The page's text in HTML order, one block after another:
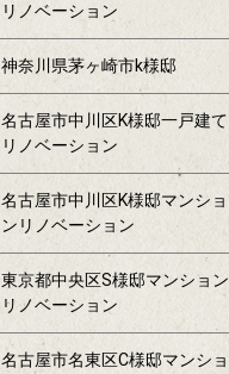
リノベーション
神奈川県茅ヶ崎市k様邸
名古屋市中川区K様邸一戸建て
リノベーション
名古屋市中川区K様邸マンショ
ンリノベーション
東京都中央区S様邸マンション
リノベーション
名古屋市名東区C様邸マンショ